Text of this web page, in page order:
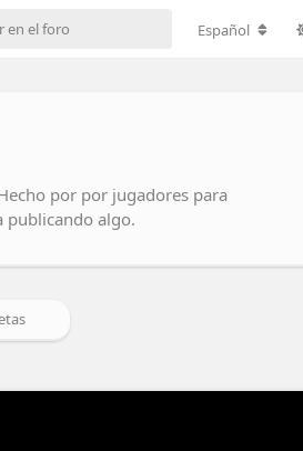
Español
por por jugadores para
publicando algo.